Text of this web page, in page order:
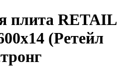
плита RETAIL
(Ретейл